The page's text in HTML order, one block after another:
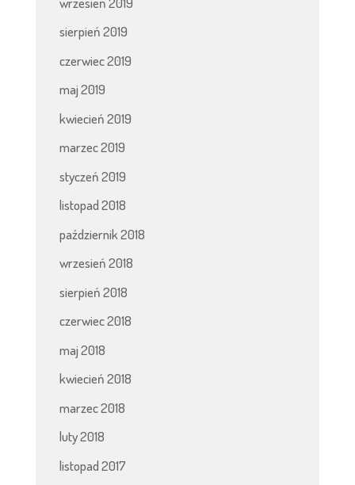
sierpień 2019
czerwiec 2019
maj 2019
kwiecień 2019
marzec 2019
styczeń 2019
listopad 2018
październik 2018
wrzesień 2018
sierpień 2018
czerwiec 2018
maj 2018
kwiecień 2018
marzec 2018
luty 2018
listopad 2017